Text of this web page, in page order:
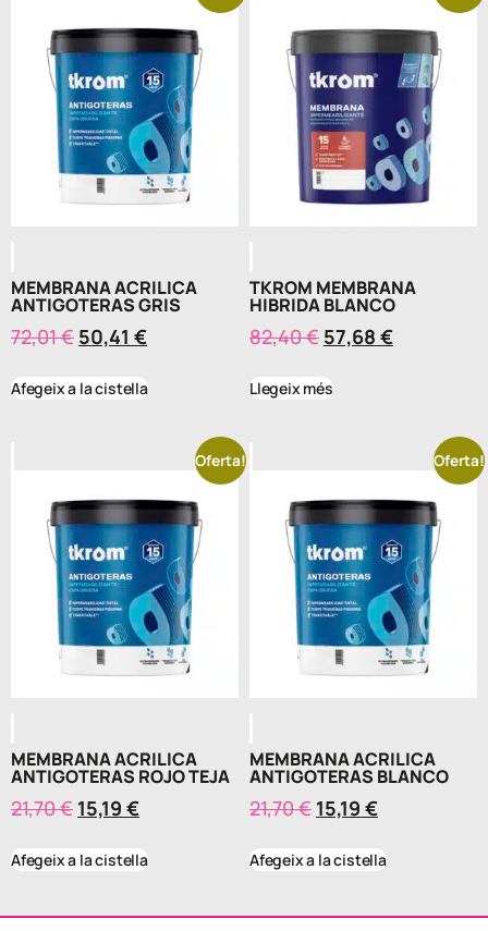
MEMBRANA ACRILICA
ANTIGOTERAS GRIS
72,01€ 50,41 €
Afegeix a la cistella
TKROM MEMBRANA
HIBRIDA BLANCO
82,40€ 57,68 €
Llegeix més
Oferta!
MEMBRANA ACRILICA
ANTIGOTERAS ROJO TEJA
21,70€ 15,19 €
Afegeix a la cistella
Oferta!
MEMBRANA ACRILICA
ANTIGOTERAS BLANCO
21,70€ 15,19 €
Afegeix a la cistella